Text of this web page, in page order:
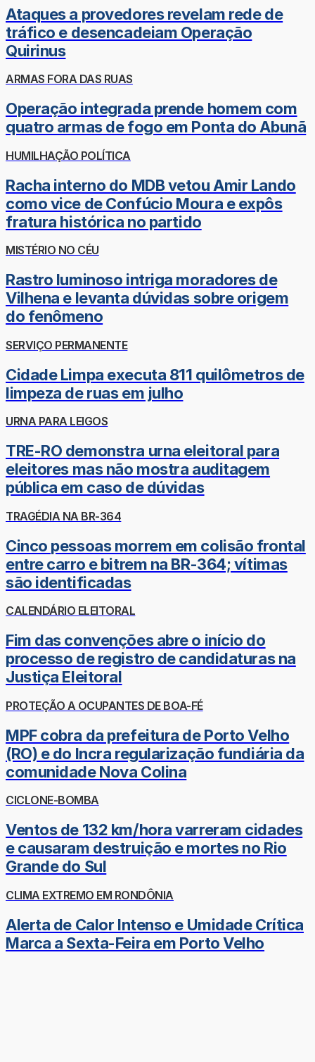
Ataques a provedores revelam rede de
tráfico e desencadeiam Operação
Quirinus
ARMAS FORA DAS RUAS
Operação integrada prende homem com
quatro armas de fogo em Ponta do Abunã
HUMILHAÇÃO POLÍTICA
Racha interno do MDB vetou Amir Lando
como vice de Confúcio Moura e expôs
fratura histórica no partido
MISTÉRIO NO CÉU
Rastro luminoso intriga moradores de
Vilhena e levanta dúvidas sobre origem
do fenômeno
SERVIÇO PERMANENTE
Cidade Limpa executa 811 quilômetros de
limpeza de ruas em julho
URNA PARA LEIGOS
TRE-RO demonstra urna eleitoral para
eleitores mas não mostra auditagem
pública em caso de dúvidas
TRAGÉDIA NA BR-364
Cinco pessoas morrem em colisão frontal
entre carro e bitrem na BR-364; vítimas
são identificadas
CALENDÁRIO ELEITORAL
Fim das convenções abre o início do
processo de registro de candidaturas na
Justiça Eleitoral
PROTEÇÃO A OCUPANTES DE BOA-FÉ
MPF cobra da prefeitura de Porto Velho
(RO) e do Incra regularização fundiária da
comunidade Nova Colina
CICLONE-BOMBA
Ventos de 132 km/hora varreram cidades
e causaram destruição e mortes no Rio
Grande do Sul
CLIMA EXTREMO EM RONDÔNIA
Alerta de Calor Intenso e Umidade Crítica
Marca a Sexta-Feira em Porto Velho